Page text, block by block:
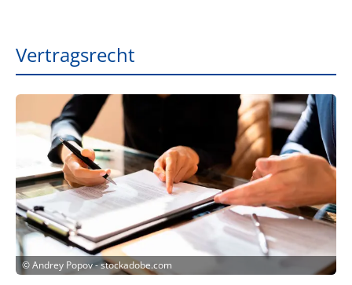
Vertragsrecht
©Andrey Popov - stockadobe.com